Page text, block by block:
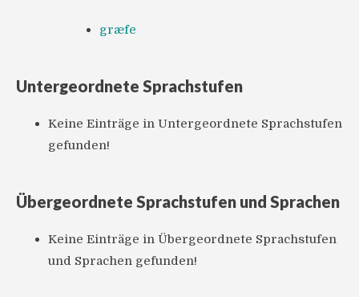
græfe
Untergeordnete Sprachstufen
Keine Einträge in Untergeordnete Sprachstufen
gefunden!
Übergeordnete Sprachstufen und Sprachen
Keine Einträge in Übergeordnete Sprachstufen
und Sprachen gefunden!